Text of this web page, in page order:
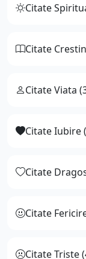
Citate
Citate
Citate Viata
Citate Iubire
Citate
Citate
Citate Triste